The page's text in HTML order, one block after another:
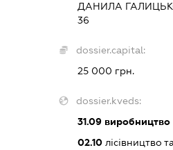
ДАНИЛА
36
dossier.capital:
25 000 грн.
dossier.kveds:
31.09 виробництво
02.10 лісівництво